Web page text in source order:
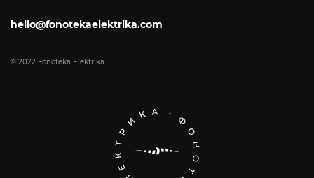
hello@fonotekaelektrika.com
© 2022 Fonoteka Elektrika